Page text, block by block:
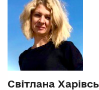
Світлана